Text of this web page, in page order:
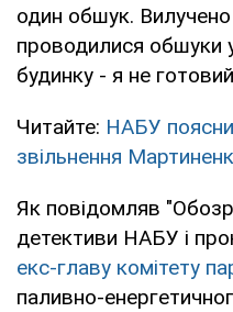
один обшук.
проводилися обшуки
будинку - я не
Читайте: НАБУ
звільнення
Як повідомляв
детективи НАБУ і
екс-главу комітету
паливно-